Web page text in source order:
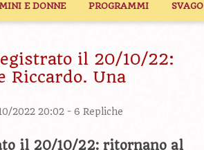
E DONNE PROGRAMMI SVAGO
il 20/10/22:
Riccardo. Una
2022 20:02 - 6 Repliche
il 20/10/22: ritornano al